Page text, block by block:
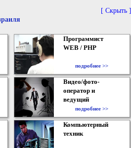
[ Скрыть ]
Программист
WEB / PHP
подробнее >>
Видео/фото-
оператор и
ведущий
подробнее >>
Компьютерный
техник